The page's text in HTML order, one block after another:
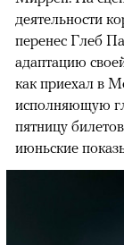
деятельности
перенес Глеб
адаптацию
как приехал в
исполняющую
пятницу
июньские